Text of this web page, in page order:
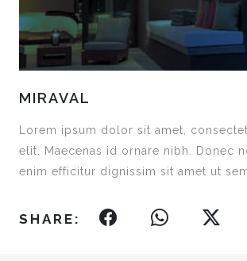
MIRAVAL
Lorem ipsum dolor sit amet,
elit. Maecenas id ornare nibh. Donec
enim efficitur dignissim sit amet ut
SHARE: